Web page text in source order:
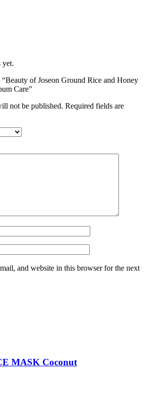
yet.
of Joseon Ground Rice and Honey
Care”
not be published. Required fields are
and website in this browser for the next
MASK Coconut